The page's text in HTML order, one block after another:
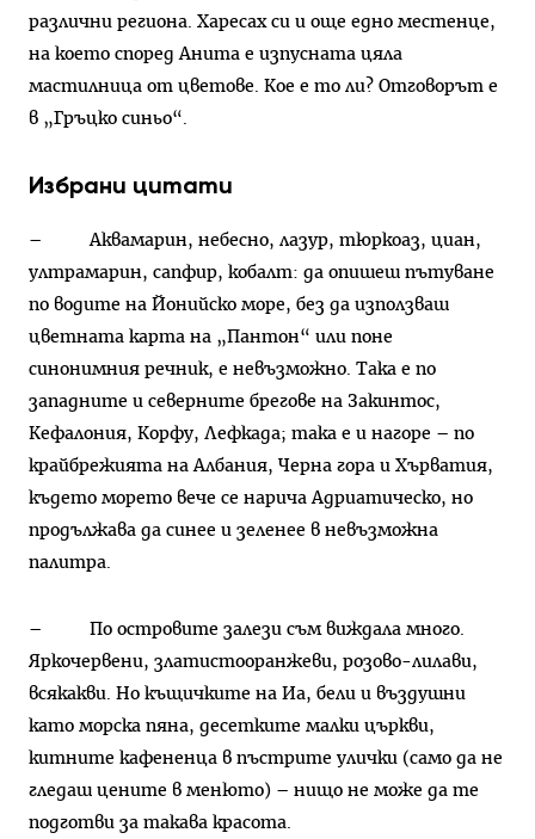
различни региона. Харесах си и още едно местенце,
на което според Анита е изпусната цяла
мастилница от цветове. Кое е то ли? Отговорът е
в „Гръцко синьо“.
Избрани цитати
– Аквамарин, небесно, лазур, тюркоаз, циан,
ултрамарин, сапфир, кобалт: да опишеш пътуване
по водите на Йонийско море, без да използваш
цветната карта на „Пантон“ или поне
синонимния речник, е невъзможно. Така е по
западните и северните брегове на Закинтос,
Кефалония, Корфу, Лефкада; така е и нагоре – по
крайбрежията на Албания, Черна гора и Хърватия,
където морето вече се нарича Адриатическо, но
продължава да синее и зеленее в невъзможна
палитра.
– По островите залези съм виждала много.
Яркочервени, златистооранжеви, розово-лилави,
всякакви. Но къщичките на Иа, бели и въздушни
като морска пяна, десетките малки църкви,
китните кафененца в пъстрите улички (само да не
гледаш цените в менюто) – нищо не може да те
подготви за такава красота.